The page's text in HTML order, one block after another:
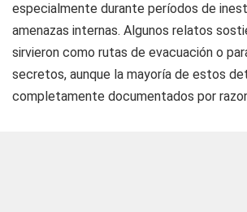
especialmente durante períodos de
amenazas internas. Algunos relatos
sirvieron como rutas de evacuación o
secretos, aunque la mayoría de estos
completamente documentados por